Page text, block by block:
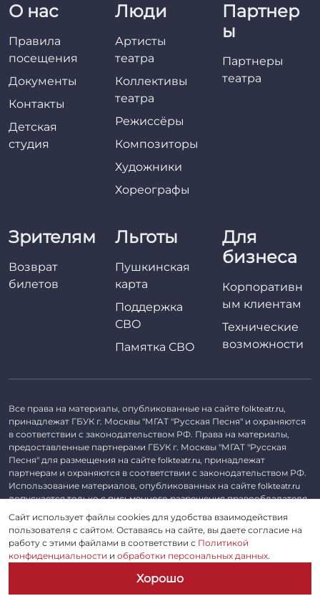
О нас
Правила
посещения
Документы
Контакты
Детская
студия
Люди
Артисты
театра
Коллективы
театра
Режиссёры
Композиторы
Художники
Хореографы
Партнер
ы
Партнеры
театра
Зрителям
Возврат
билетов
Льготы
Пушкинская
карта
Поддержка
СВО
Памятка СВО
Для
бизнеса
Корпоративн
ым клиентам
Технические
возможности
Все права на материалы, опубликованные на сайте folkteatr.ru,
принадлежат ГБУК г. Москвы "МГАТ "Русская Песня" и охраняются
в соответствии с законодательством РФ. Права на материалы,
предоставленные партнерами ГБУК г. Москвы "МГАТ "Русская
Песня" для размещения на сайте folkteatr.ru, принадлежат
партнерам и охраняются в соответствии с законодательством РФ.
Использование материалов, опубликованных на сайте folkteatr.ru
допускается только с письменного разрешения правообладателя.
©2026 ГБУК г. Москвы «МГАТ «Русская песня». ОГРН 1027739279182,
ИНН 7714039052.
Пользовательское соглашение
Сайт использует файлы cookies для удобства взаимодействия
пользователя с сайтом. Оставаясь на сайте, вы даете согласие на
работу с этими файлами в соответствии с Политикой
конфиденциальности и обработки персональных данных.
Хорошо